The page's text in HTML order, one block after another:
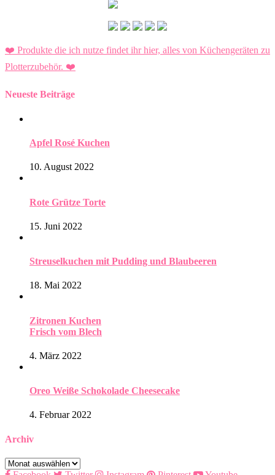
❤️ Produkte die ich nutze findet ihr hier, alles von Küchengeräten zu
Plotterzubehör. ❤️
Neueste Beiträge
Apfel Rosé Kuchen
10. August 2022
Rote Grütze Torte
15. Juni 2022
Streuselkuchen mit Pudding und Blaubeeren
18. Mai 2022
Zitronen Kuchen
Frisch vom Blech
4. März 2022
Oreo Weiße Schokolade Cheesecake
4. Februar 2022
Archiv
Archiv